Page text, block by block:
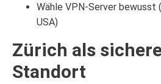
Wähle VPN-Server bewusst
USA)
Zürich als
Standort